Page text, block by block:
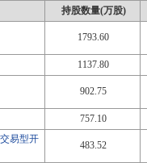
持股数量(万股)
1793.60
1137.80
902.75
757.10
易型开
483.52